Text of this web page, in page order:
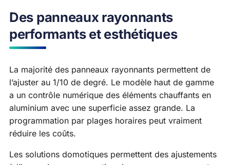
Des panneaux rayonnants
performants et esthétiques
La majorité des panneaux rayonnants permettent de
l’ajuster au 1/10 de degré. Le modèle haut de gamme
a un contrôle numérique des éléments chauffants en
aluminium avec une superficie assez grande. La
programmation par plages horaires peut vraiment
réduire les coûts.
Les solutions domotiques permettent des ajustements